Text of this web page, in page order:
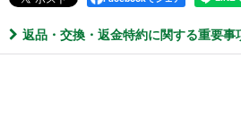
返品・交換・返金特約に関する重要事